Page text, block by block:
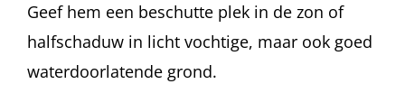
Geef hem een beschutte plek in de zon of
halfschaduw in licht vochtige, maar ook goed
waterdoorlatende grond.